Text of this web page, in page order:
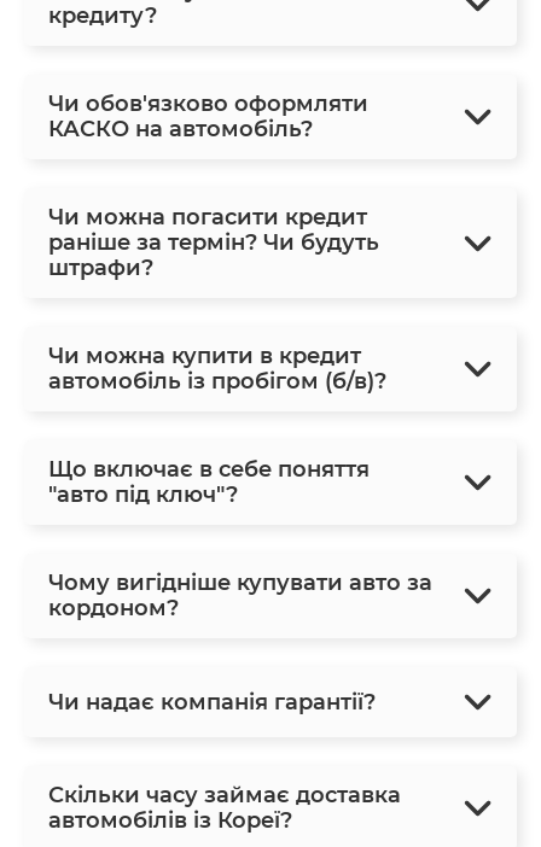
кредиту?
Чи обов'язково оформляти
КАСКО на автомобіль?
Чи можна погасити кредит
раніше за термін? Чи будуть
штрафи?
Чи можна купити в кредит
автомобіль із пробігом (б/в)?
Що включає в себе поняття
"авто під ключ"?
Чому вигідніше купувати авто за
кордоном?
Чи надає компанія гарантії?
Скільки часу займає доставка
автомобілів із Кореї?